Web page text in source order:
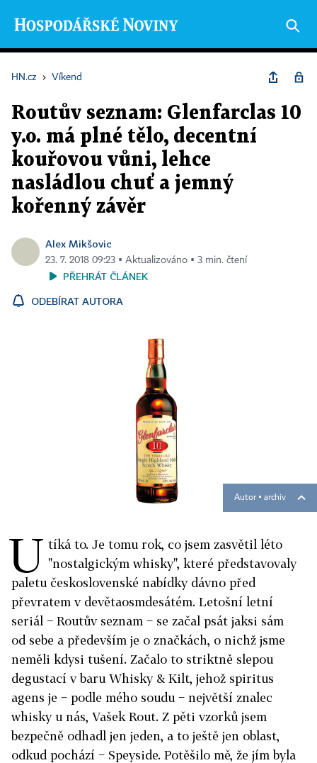
HN.cz › Víkend
Routův seznam: Glenfarclas 10
y.o. má plné tělo, decentní
kouřovou vůni, lehce
nasládlou chuť a jemný
kořenný závěr
Alex Mikšovic
23. 7. 2018 09:23 ▪ Aktualizováno ▪ 3 min. čtení
PŘEHRÁT ČLÁNEK
ODEBÍRAT AUTORA
Autor ▪ archiv
U tíká to. Je tomu rok, co jsem zasvětil léto
"nostalgickým whisky", které představovaly
paletu československé nabídky dávno před
převratem v devětaosmdesátém. Letošní letní
seriál − Routův seznam − se začal psát jaksi sám
od sebe a především je o značkách, o nichž jsme
neměli kdysi tušení. Začalo to striktně slepou
degustací v baru Whisky & Kilt, jehož spiritus
agens je − podle mého soudu − největší znalec
whisky u nás, Vašek Rout. Z pěti vzorků jsem
bezpečně odhadl jen jeden, a to ještě jen oblast,
odkud pochází − Speyside. Potěšilo mě, že jím byla